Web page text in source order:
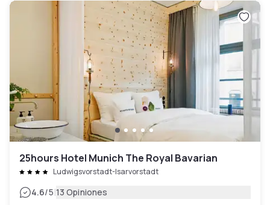
25hours Hotel Munich The Royal Bavarian
Ludwigsvorstadt-Isarvorstadt
4.6/5|13 Opiniones